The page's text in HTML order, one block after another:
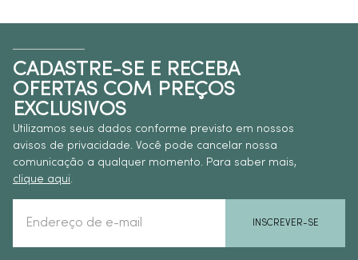
CADASTRE-SE E RECEBA
OFERTAS COM PREÇOS
EXCLUSIVOS
Utilizamos seus dados conforme previsto em nossos
avisos de privacidade. Você pode cancelar nossa
comunicação a qualquer momento. Para saber mais,
clique aqui.
INSCREVER-SE